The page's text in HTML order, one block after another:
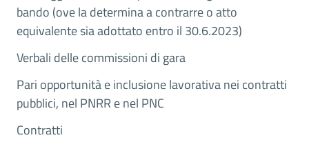
bando (ove la determina a contrarre o atto
equivalente sia adottato entro il 30.6.2023)
Verbali delle commissioni di gara
Pari opportunità e inclusione lavorativa nei contratti
pubblici, nel PNRR e nel PNC
Contratti